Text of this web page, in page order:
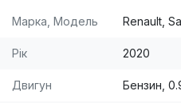
Марка, Модель Renault,
Рік 2020
Двигун Бензин,